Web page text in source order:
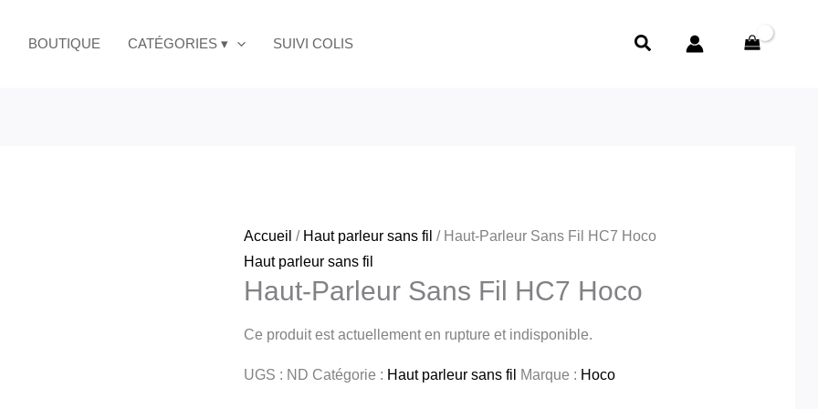
BOUTIQUE CATÉGORIES ▾ SUIVI COLIS Rechercher
Accueil / Haut parleur sans fil / Haut-Parleur Sans Fil HC7 Hoco
Haut parleur sans fil
Haut-Parleur Sans Fil HC7 Hoco
Ce produit est actuellement en rupture et indisponible.
UGS : ND Catégorie : Haut parleur sans fil Marque : Hoco